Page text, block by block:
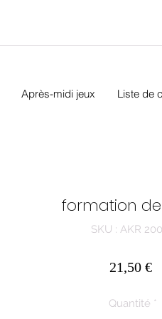
Après-midi jeux Liste de
formation
SKU : AKR
21,50 €
Quantité *